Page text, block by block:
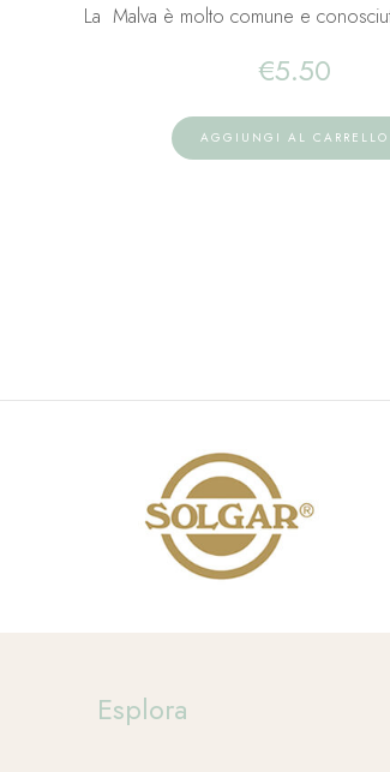
La Malva è molto comune e
€5.50
AGGIUNGI AL CARRELLO
Esplora